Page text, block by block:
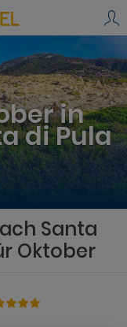
in
di Pula
Santa
Oktober